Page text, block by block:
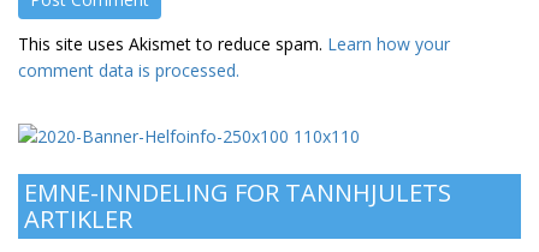
This site uses Akismet to reduce spam. Learn how your
comment data is processed.
EMNE-INNDELING FOR TANNHJULETS
ARTIKLER